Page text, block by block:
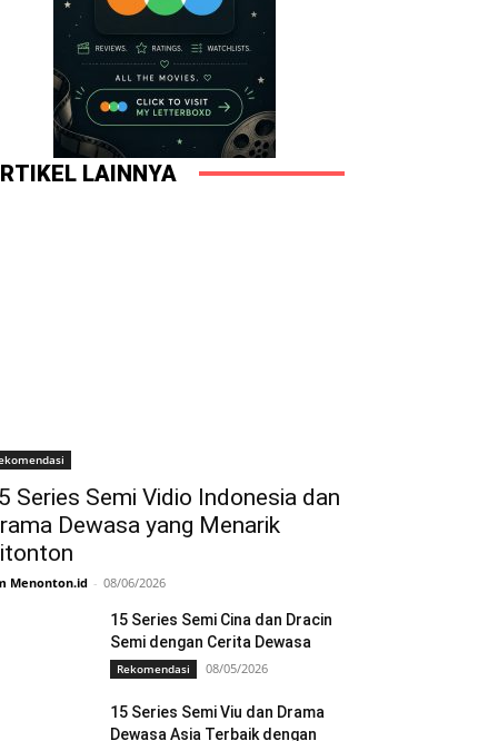
LAINNYA
Series Semi Vidio Indonesia dan
Dewasa yang Menarik
Menonton.id - 08/06/2026
15 Series Semi Cina dan Dracin
Semi dengan Cerita Dewasa
Rekomendasi 08/05/2026
15 Series Semi Viu dan Drama
Dewasa Asia Terbaik dengan